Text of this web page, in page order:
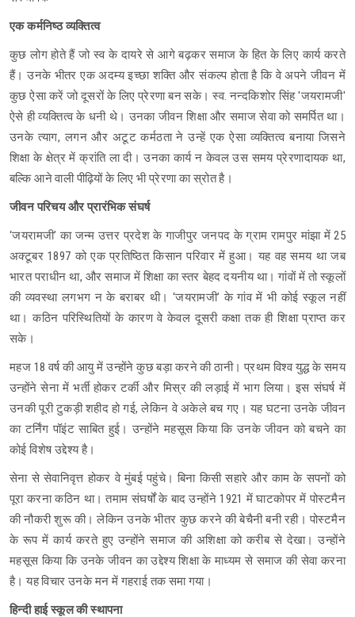
एक कर्मनिष्ठ व्यक्तित्व
कुछ लोग होते हैं जो स्व के दायरे से आगे बढ़कर समाज के हित के लिए कार्य करते
हैं। उनके भीतर एक अदम्य इच्छा शक्ति और संकल्प होता है कि वे अपने जीवन में
कुछ ऐसा करें जो दूसरों के लिए प्रेरणा बन सके। स्व. नन्दकिशोर सिंह 'जयरामजी'
ऐसे ही व्यक्तित्व के धनी थे। उनका जीवन शिक्षा और समाज सेवा को समर्पित था।
उनके त्याग, लगन और अटूट कर्मठता ने उन्हें एक ऐसा व्यक्तित्व बनाया जिसने
शिक्षा के क्षेत्र में क्रांति ला दी। उनका कार्य न केवल उस समय प्रेरणादायक था,
बल्कि आने वाली पीढ़ियों के लिए भी प्रेरणा का स्रोत है।
जीवन परिचय और प्रारंभिक संघर्ष
‘जयरामजी’ का जन्म उत्तर प्रदेश के गाजीपुर जनपद के ग्राम रामपुर मांझा में 25
अक्टूबर 1897 को एक प्रतिष्ठित किसान परिवार में हुआ। यह वह समय था जब
भारत पराधीन था, और समाज में शिक्षा का स्तर बेहद दयनीय था। गांवों में तो स्कूलों
की व्यवस्था लगभग न के बराबर थी। ‘जयरामजी’ के गांव में भी कोई स्कूल नहीं
था। कठिन परिस्थितियों के कारण वे केवल दूसरी कक्षा तक ही शिक्षा प्राप्त कर
सके।
महज 18 वर्ष की आयु में उन्होंने कुछ बड़ा करने की ठानी। प्रथम विश्व युद्ध के समय
उन्होंने सेना में भर्ती होकर टर्की और मिस्र की लड़ाई में भाग लिया। इस संघर्ष में
उनकी पूरी टुकड़ी शहीद हो गई, लेकिन वे अकेले बच गए। यह घटना उनके जीवन
का टर्निंग पॉइंट साबित हुई। उन्होंने महसूस किया कि उनके जीवन को बचने का
कोई विशेष उद्देश्य है।
सेना से सेवानिवृत्त होकर वे मुंबई पहुंचे। बिना किसी सहारे और काम के सपनों को
पूरा करना कठिन था। तमाम संघर्षों के बाद उन्होंने 1921 में घाटकोपर में पोस्टमैन
की नौकरी शुरू की। लेकिन उनके भीतर कुछ करने की बेचैनी बनी रही। पोस्टमैन
के रूप में कार्य करते हुए उन्होंने समाज की अशिक्षा को करीब से देखा। उन्होंने
महसूस किया कि उनके जीवन का उद्देश्य शिक्षा के माध्यम से समाज की सेवा करना
है। यह विचार उनके मन में गहराई तक समा गया।
हिन्दी हाई स्कूल की स्थापना